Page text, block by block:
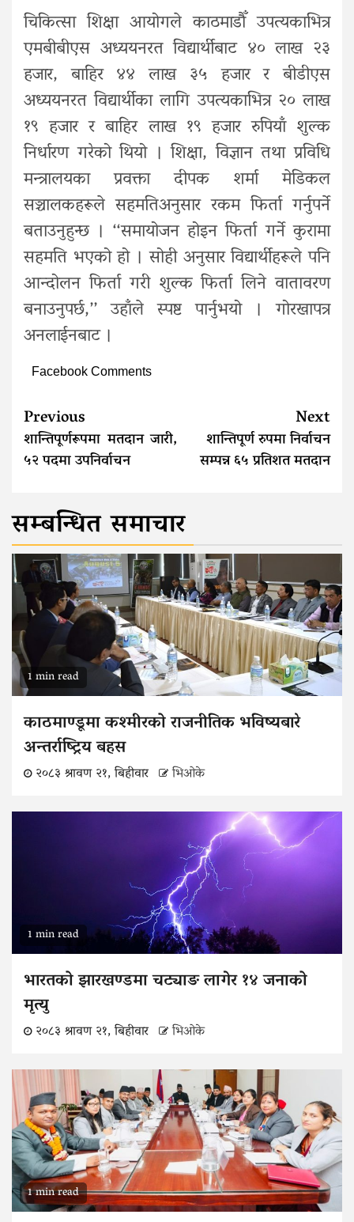
चिकित्सा शिक्षा आयोगले काठमाडौँ उपत्यकाभित्र
एमबीबीएस अध्ययनरत विद्यार्थीबाट ४० लाख २३
हजार, बाहिर ४४ लाख ३५ हजार र बीडीएस
अध्ययनरत विद्यार्थीका लागि उपत्यकाभित्र २० लाख
१९ हजार र बाहिर लाख १९ हजार रुपियाँ शुल्क
निर्धारण गरेको थियो । शिक्षा, विज्ञान तथा प्रविधि
मन्त्रालयका प्रवक्ता दीपक शर्मा मेडिकल
सञ्चालकहरूले सहमतिअनुसार रकम फिर्ता गर्नुपर्ने
बताउनुहुन्छ । ‘‘समायोजन होइन फिर्ता गर्ने कुरामा
सहमति भएको हो । सोही अनुसार विद्यार्थीहरूले पनि
आन्दोलन फिर्ता गरी शुल्क फिर्ता लिने वातावरण
बनाउनुपर्छ,’’ उहाँले स्पष्ट पार्नुभयो । गोरखापत्र
अनलाईनबाट ।
Facebook Comments
Continue
Reading
Previous
शान्तिपूर्णरूपमा मतदान जारी,
५२ पदमा उपनिर्वाचन
Next
शान्तिपूर्ण रुपमा निर्वाचन
सम्पन्न ६५ प्रतिशत मतदान
सम्बन्धित समाचार
1 min read
काठमाण्डूमा कश्मीरको राजनीतिक भविष्यबारे
अन्तर्राष्ट्रिय बहस
२०८३ श्रावण २१, बिहीवार भिओके
1 min read
भारतको झारखण्डमा चट्याङ लागेर १४ जनाको
मृत्यु
२०८३ श्रावण २१, बिहीवार भिओके
1 min read